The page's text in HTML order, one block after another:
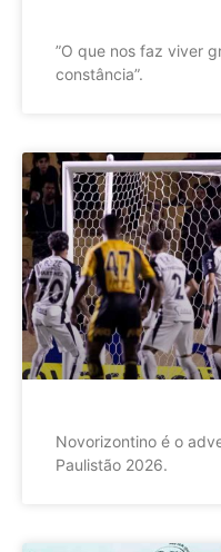
”O que nos faz viver
constância”.
Novorizontino é o
Paulistão 2026.